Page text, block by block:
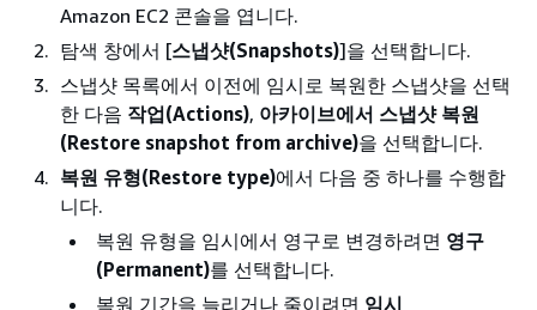
Amazon EC2 콘솔을 엽니다.
탐색 창에서 [스냅샷(Snapshots)]을 선택합니다.
스냅샷 목록에서 이전에 임시로 복원한 스냅샷을 선택
한 다음 작업(Actions), 아카이브에서 스냅샷 복원
(Restore snapshot from archive)을 선택합니다.
복원 유형(Restore type)에서 다음 중 하나를 수행합
니다.
복원 유형을 임시에서 영구로 변경하려면 영구
(Permanent)를 선택합니다.
복원 기간을 늘리거나 줄이려면 임시